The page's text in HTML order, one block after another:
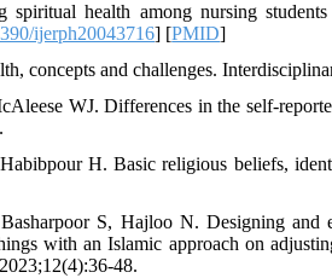
spiritual health among nursing
ijerph20043716] [PMID]
concepts and challenges.
WJ. Differences in the self-
H. Basic religious beliefs,
S, Hajloo N. Designing and
with an Islamic approach on
48.